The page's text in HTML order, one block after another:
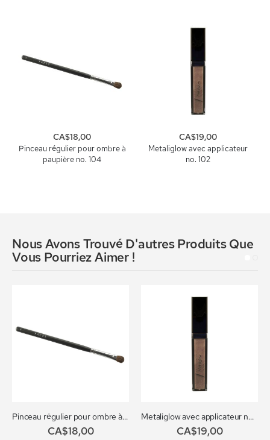
Pinceau régulier pour ombre à
paupière no. 104
CA$18,00
Metaliglow avec applicateur
no. 102
CA$19,00
Nous Avons Trouvé D'autres Produits Que
Vous Pourriez Aimer !
Pinceau régulier pour ombre à paupière no. 104
CA$18,00
Metaliglow avec applicateur no. 102
CA$19,00